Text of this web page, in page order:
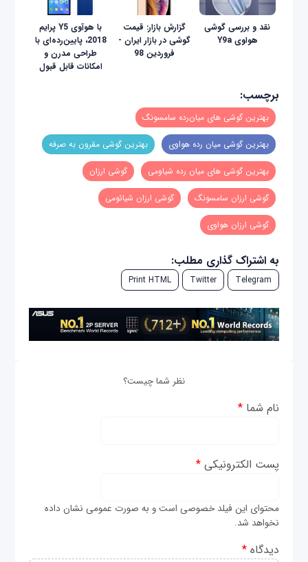
نقد و بررسی گوشی
هواوی Y9a
گزارش بازار: قیمت
گوشی در بازار ایران -
فروردین 98
با هوآوی Y5 پرایم
2018، پایین‌رده‌ای با
طراحی مدرن و
امکانات قابل قبول
برچسب:
بهترین گوشی‌ های میان‌رده سامسونگ
بهترین گوشی میان رده هواوی بهترین گوشی مقرون به صرفه
بهترین گوشی های میان رده شیاومی گوشی ارزان
گوشی ارزان سامسونگ گوشی ارزان شیائومی
گوشی ارزان هواوی
به اشتراک گذاری مطلب:
Telegram
Twitter
Print HTML
نظر شما چیست؟
نام شما*
پست الکترونیکی*
محتوای این فیلد خصوصی است و به صورت عمومی نشان داده
نخواهد شد.
دیدگاه*